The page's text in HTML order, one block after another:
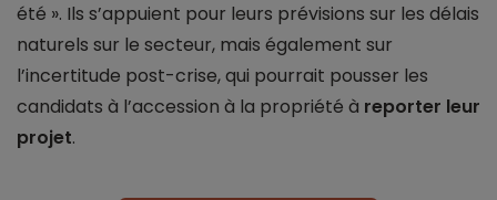
été ». Ils s’appuient pour leurs prévisions sur les délais
naturels sur le secteur, mais également sur
l’incertitude post-crise, qui pourrait pousser les
candidats à l’accession à la propriété à reporter leur
projet.